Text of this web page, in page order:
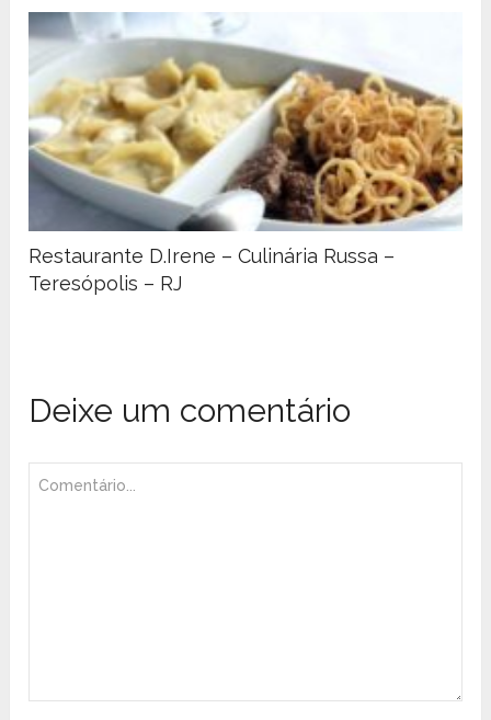
Restaurante D.Irene – Culinária Russa –
Teresópolis – RJ
Deixe um comentário